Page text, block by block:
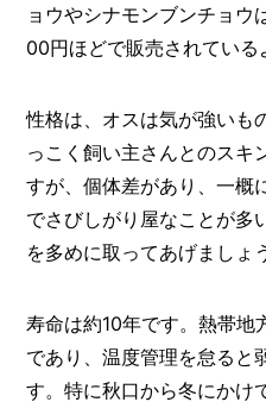
ョウやシナモンブンチョ
00円ほどで販売されている
性格は、オスは気が強いも
っこく飼い主さんとのスキ
すが、個体差があり、一概
でさびしがり屋なことが多
を多めに取ってあげましょ
寿命は約10年です。熱帯地
であり、温度管理を怠ると
す。特に秋口から冬にかけ